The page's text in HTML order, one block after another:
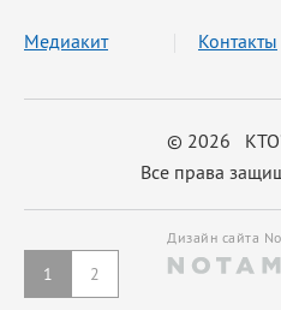
1 2
© 2026
Все права
Медиакит Контакты
Дизайн сайта